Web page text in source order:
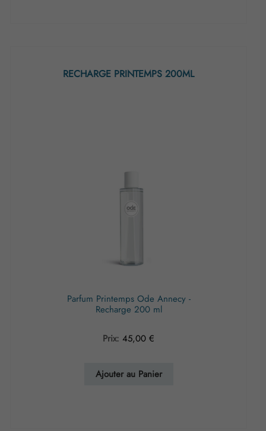
RECHARGE PRINTEMPS 200ML
Parfum Printemps Ode Annecy -
Recharge 200 ml
Prix: 45,00 €
Ajouter au Panier